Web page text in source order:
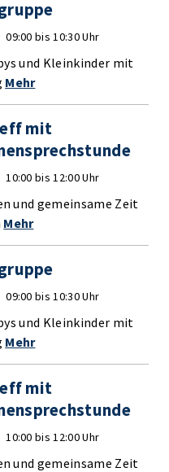
09:00 bis 10:30 Uhr
und Kleinkinder mit
Mehr
mit
10:00 bis 12:00 Uhr
und gemeinsame Zeit
Mehr
09:00 bis 10:30 Uhr
und Kleinkinder mit
Mehr
mit
10:00 bis 12:00 Uhr
und gemeinsame Zeit